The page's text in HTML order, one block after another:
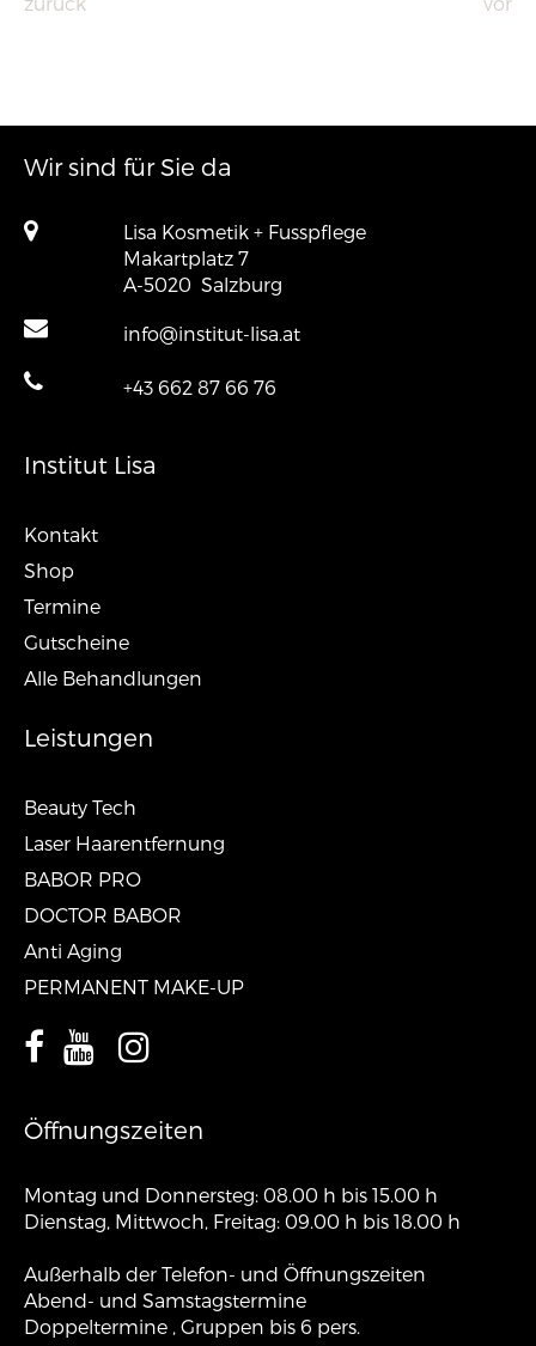
Wir sind für Sie da
Lisa Kosmetik + Fusspflege
Makartplatz 7
A-5020 Salzburg
info@institut-lisa.at
+43 662 87 66 76
Institut Lisa
Kontakt
Shop
Termine
Gutscheine
Alle Behandlungen
Leistungen
Beauty Tech
Laser Haarentfernung
BABOR PRO
DOCTOR BABOR
Anti Aging
PERMANENT MAKE-UP
Öffnungszeiten
Montag und Donnersteg: 08.00 h bis 15.00 h
Dienstag, Mittwoch, Freitag: 09.00 h bis 18.00 h
Außerhalb der Telefon- und Öffnungszeiten
Abend- und Samstagstermine
Doppeltermine , Gruppen bis 6 pers.